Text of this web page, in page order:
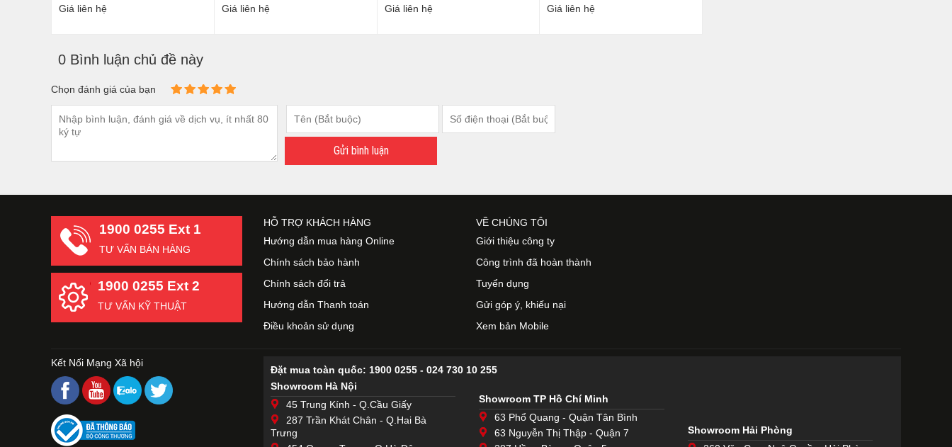
Giá liên hệ Giá liên hệ Giá liên hệ Giá liên hệ
0 Bình luận chủ đề này
Chọn đánh giá của bạn
Gửi bình luận
1900 0255 Ext 1
TƯ VẤN BÁN HÀNG
1900 0255 Ext 2
TƯ VẤN KỸ THUẬT
HỖ TRỢ KHÁCH HÀNG
Hướng dẫn mua hàng Online
Chính sách bảo hành
Chính sách đổi trả
Hướng dẫn Thanh toán
Điều khoản sử dụng
VỀ CHÚNG TÔI
Giới thiệu công ty
Công trình đã hoàn thành
Tuyển dụng
Gửi góp ý, khiếu nại
Xem bản Mobile
Kết Nối Mạng Xã hội
Đặt mua toàn quốc: 1900 0255 - 024 730 10 255
Showroom Hà Nội
45 Trung Kính - Q.Cầu Giấy
287 Trần Khát Chân - Q.Hai Bà
Trưng
Showroom TP Hồ Chí Minh
63 Phổ Quang - Quận Tân Bình
63 Nguyễn Thị Thập - Quận 7
Showroom Hải Phòng